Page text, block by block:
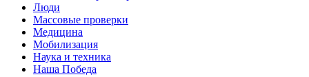
Люди
Массовые проверки
Медицина
Мобилизация
Наука и техника
Наша Победа